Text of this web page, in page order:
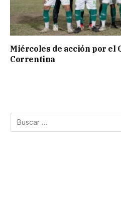
Miércoles de acción por el
Correntina